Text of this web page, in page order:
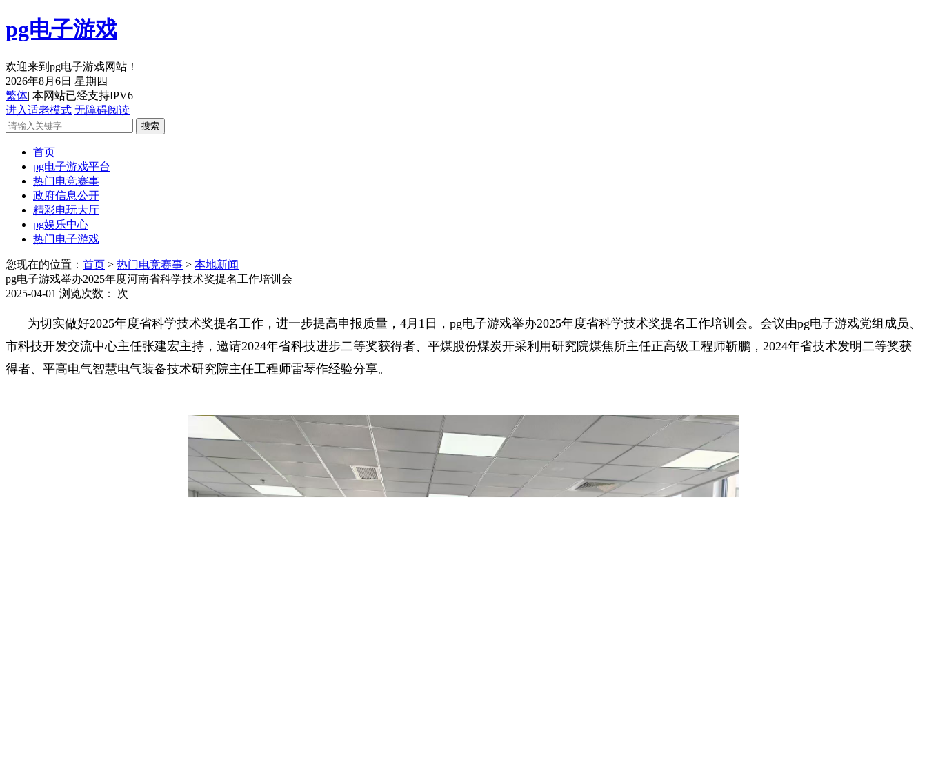
pg电子游戏
欢迎来到pg电子游戏网站！
2026年8月6日 星期四
繁体| 本网站已经支持IPV6
进入适老模式 无障碍阅读
首页
pg电子游戏平台
热门电竞赛事
政府信息公开
精彩电玩大厅
pg娱乐中心
热门电子游戏
您现在的位置： 首页 > 热门电竞赛事 > 本地新闻
pg电子游戏举办2025年度河南省科学技术奖提名工作培训会
2025-04-01 浏览次数： 次
为切实做好2025年度省科学技术奖提名工作，进一步提高申报质量，4月1日，pg电子游戏举办2025年度省科学技术奖提名工作培训会。会议由pg电子游戏党组成员、
市科技开发交流中心主任张建宏主持，邀请2024年省科技进步二等奖获得者、平煤股份煤炭开采利用研究院煤焦所主任正高级工程师靳鹏，2024年省技术发明二等奖获
得者、平高电气智慧电气装备技术研究院主任工程师雷琴作经验分享。